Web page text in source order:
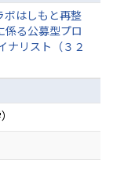
ボはしもと再整
係る公募型プロ
リスト（３２